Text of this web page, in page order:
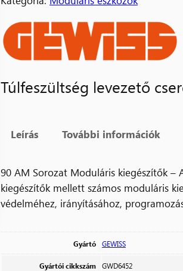
Túlfeszültség levezető
Leírás További információk
90 AM Sorozat Moduláris kiegészítők –
kiegészítők mellett számos moduláris
védelméhez, irányításához,
Gyártó GEWISS
Gyártói cikkszám GWD6452